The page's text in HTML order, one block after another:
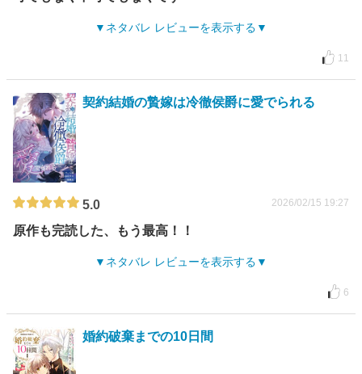
ネタバレ レビューを表示する
11
契約結婚の贄嫁は冷徹侯爵に愛でられる
5.0 2026/02/15 19:27
原作も完読した、もう最高！！
ネタバレ レビューを表示する
6
婚約破棄までの10日間